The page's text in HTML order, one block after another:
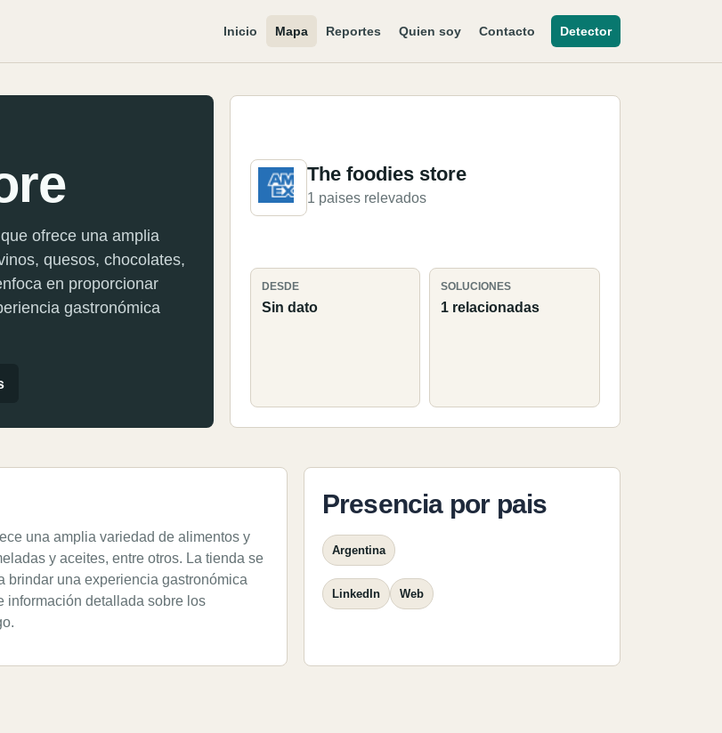
Inicio Mapa Reportes Quien soy Contacto Detector
ofrece una amplia
quesos, chocolates,
en proporcionar
gastronómica
The foodies store
1 paises relevados
DESDE
Sin dato
SOLUCIONES
1 relacionadas
una amplia variedad de alimentos y
y aceites, entre otros. La tienda se
brindar una experiencia gastronómica
información detallada sobre los
Presencia por pais
Argentina
LinkedIn Web